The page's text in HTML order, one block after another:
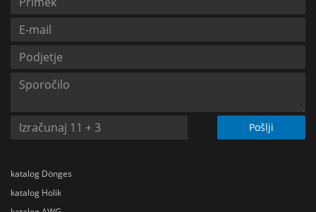
Pošlji
katalog Dönges
katalog Holik